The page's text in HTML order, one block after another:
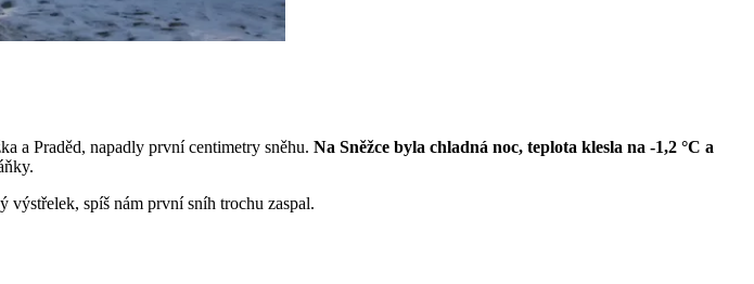
a Praděd, napadly první centimetry sněhu. Na Sněžce byla chladná noc, teplota klesla na -1,2 °C a
výstřelek, spíš nám první sníh trochu zaspal.